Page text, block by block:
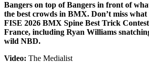
Bangers on top of Bangers in front of
the best crowds in BMX. Don’t miss
FISE 2026 BMX Spine Best Trick
France, including Ryan Williams
wild NBD.
Video: The Medialist